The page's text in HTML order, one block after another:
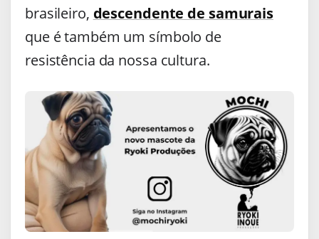
brasileiro, descendente de samurais
que é também um símbolo de
resistência da nossa cultura.